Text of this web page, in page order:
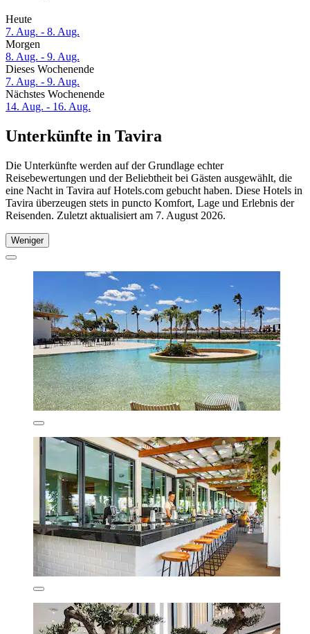
Heute
7. Aug. - 8. Aug.
Morgen
8. Aug. - 9. Aug.
Dieses Wochenende
7. Aug. - 9. Aug.
Nächstes Wochenende
14. Aug. - 16. Aug.
Unterkünfte in Tavira
Die Unterkünfte werden auf der Grundlage echter
Reisebewertungen und der Beliebtheit bei Gästen ausgewählt, die
eine Nacht in Tavira auf Hotels.com gebucht haben. Diese Hotels in
Tavira überzeugen stets in puncto Komfort, Lage und Erlebnis der
Reisenden. Zuletzt aktualisiert am 7. August 2026.
Weniger